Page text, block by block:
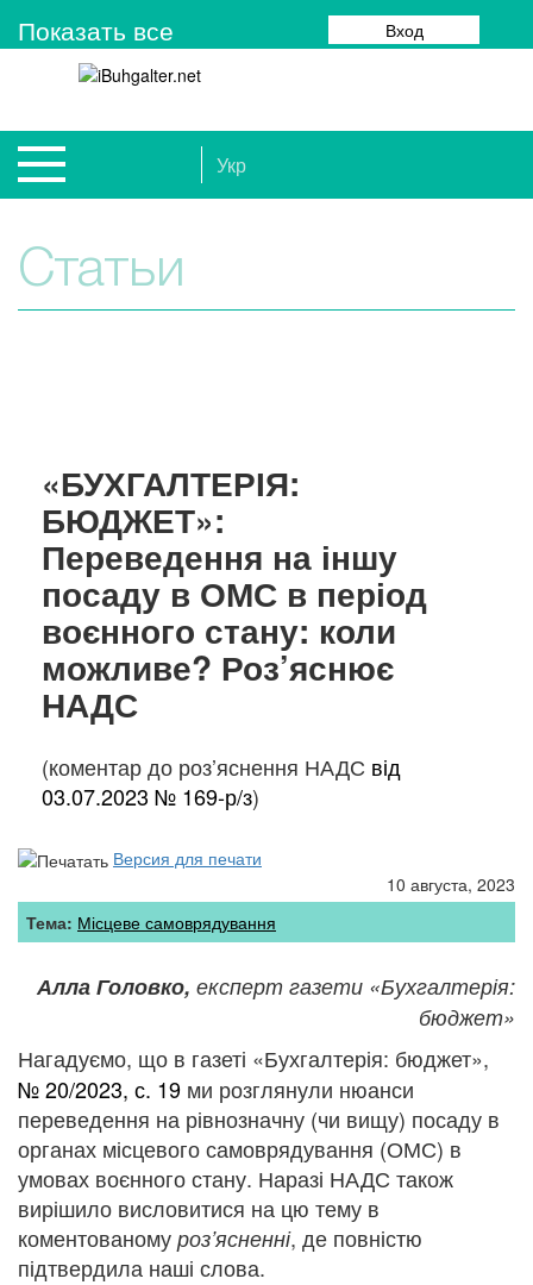
Показать все Вход
Укр
Статьи
«БУХГАЛТЕРІЯ:
БЮДЖЕТ»:
Переведення на іншу
посаду в ОМС в період
воєнного стану: коли
можливе? Роз’яснює
НАДС
(коментар до роз’яснення НАДС від
03.07.2023 № 169-р/з)
Версия для печати
10 августа, 2023
Тема: Місцеве самоврядування
Алла Головко, експерт газети «Бухгалтерія:
бюджет»
Нагадуємо, що в газеті «Бухгалтерія: бюджет»,
№ 20/2023, с. 19 ми розглянули нюанси
переведення на рівнозначну (чи вищу) посаду в
органах місцевого самоврядування (ОМС) в
умовах воєнного стану. Наразі НАДС також
вирішило висловитися на цю тему в
коментованому роз’ясненні, де повністю
підтвердила наші слова.